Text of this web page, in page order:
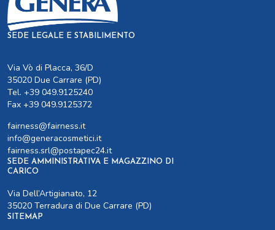
SEDE LEGALE E STABILIMENTO
Via Vò di Placca, 36/D
35020 Due Carrare (PD)
Tel. +39 049.9125240
Fax +39 049.9125372
fairness@fairness.it
info@generacosmetici.it
fairness.srl@postapec24.it
SEDE AMMINISTRATIVA E MAGAZZINO DI
CARICO
Via Dell’Artigianato, 12
35020 Terradura di Due Carrare (PD)
SITEMAP